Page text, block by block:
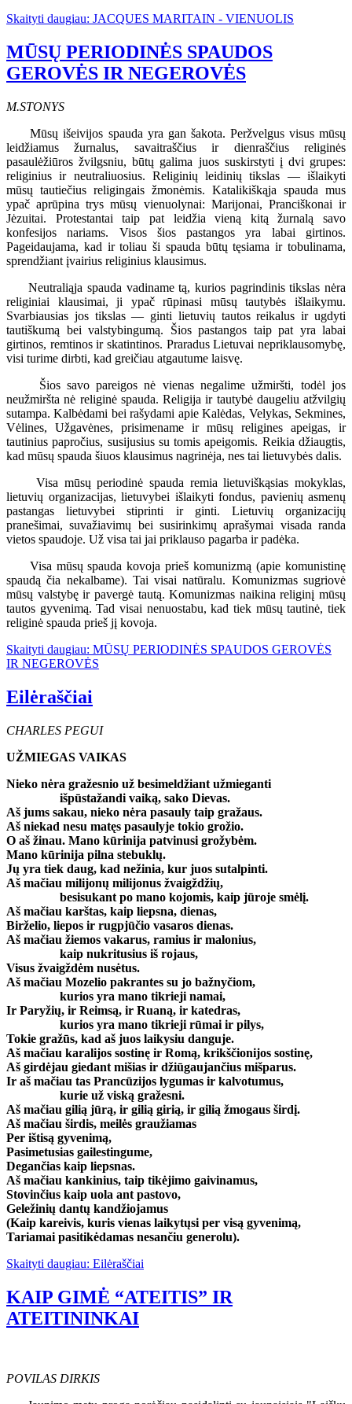
Skaityti daugiau: JACQUES MARITAIN - VIENUOLIS
MŪSŲ PERIODINĖS SPAUDOS
GEROVĖS IR NEGEROVĖS
M.STONYS
Mūsų išeivijos spauda yra gan šakota. Peržvelgus visus mūsų
leidžiamus žurnalus, savaitraščius ir dienraščius religinės
pasaulėžiūros žvilgsniu, būtų galima juos suskirstyti į dvi grupes:
religinius ir neutraliuosius. Religinių leidinių tikslas — išlaikyti
mūsų tautiečius religingais žmonėmis. Katalikiškąja spauda mus
ypač aprūpina trys mūsų vienuolynai: Marijonai, Pranciškonai ir
Jėzuitai. Protestantai taip pat leidžia vieną kitą žurnalą savo
konfesijos nariams. Visos šios pastangos yra labai girtinos.
Pageidaujama, kad ir toliau ši spauda būtų tęsiama ir tobulinama,
sprendžiant įvairius religinius klausimus.
Neutraliąja spauda vadiname tą, kurios pagrindinis tikslas nėra
religiniai klausimai, ji ypač rūpinasi mūsų tautybės išlaikymu.
Svarbiausias jos tikslas — ginti lietuvių tautos reikalus ir ugdyti
tautiškumą bei valstybingumą. Šios pastangos taip pat yra labai
girtinos, remtinos ir skatintinos. Praradus Lietuvai nepriklausomybę,
visi turime dirbti, kad greičiau atgautume laisvę.
Šios savo pareigos nė vienas negalime užmiršti, todėl jos
neužmiršta nė religinė spauda. Religija ir tautybė daugeliu atžvilgių
sutampa. Kalbėdami bei rašydami apie Kalėdas, Velykas, Sekmines,
Vėlines, Užgavėnes, prisimename ir mūsų religines apeigas, ir
tautinius papročius, susijusius su tomis apeigomis. Reikia džiaugtis,
kad mūsų spauda šiuos klausimus nagrinėja, nes tai lietuvybės dalis.
Visa mūsų periodinė spauda remia lietuviškąsias mokyklas,
lietuvių organizacijas, lietuvybei išlaikyti fondus, pavienių asmenų
pastangas lietuvybei stiprinti ir ginti. Lietuvių organizacijų
pranešimai, suvažiavimų bei susirinkimų aprašymai visada randa
vietos spaudoje. Už visa tai jai priklauso pagarba ir padėka.
Visa mūsų spauda kovoja prieš komunizmą (apie komunistinę
spaudą čia nekalbame). Tai visai natūralu. Komunizmas sugriovė
mūsų valstybę ir pavergė tautą. Komunizmas naikina religinį mūsų
tautos gyvenimą. Tad visai nenuostabu, kad tiek mūsų tautinė, tiek
religinė spauda prieš jį kovoja.
Skaityti daugiau: MŪSŲ PERIODINĖS SPAUDOS GEROVĖS
IR NEGEROVĖS
Eilėraščiai
CHARLES PEGUI
UŽMIEGAS VAIKAS
Nieko nėra gražesnio už besimeldžiant užmieganti
išpūstažandi vaiką, sako Dievas.
Aš jums sakau, nieko nėra pasauly taip gražaus.
Aš niekad nesu matęs pasaulyje tokio grožio.
O aš žinau. Mano kūrinija patvinusi grožybėm.
Mano kūrinija pilna stebuklų.
Jų yra tiek daug, kad nežinia, kur juos sutalpinti.
Aš mačiau milijonų milijonus žvaigždžių,
besisukant po mano kojomis, kaip jūroje smėlį.
Aš mačiau karštas, kaip liepsna, dienas,
Birželio, liepos ir rugpjūčio vasaros dienas.
Aš mačiau žiemos vakarus, ramius ir malonius,
kaip nukritusius iš rojaus,
Visus žvaigždėm nusėtus.
Aš mačiau Mozelio pakrantes su jo bažnyčiom,
kurios yra mano tikrieji namai,
Ir Paryžių, ir Reimsą, ir Ruaną, ir katedras,
kurios yra mano tikrieji rūmai ir pilys,
Tokie gražūs, kad aš juos laikysiu danguje.
Aš mačiau karalijos sostinę ir Romą, krikščionijos sostinę,
Aš girdėjau giedant mišias ir džiūgaujančius mišparus.
Ir aš mačiau tas Prancūzijos lygumas ir kalvotumus,
kurie už viską gražesni.
Aš mačiau gilią jūrą, ir gilią girią, ir gilią žmogaus širdį.
Aš mačiau širdis, meilės graužiamas
Per ištisą gyvenimą,
Pasimetusias gailestingume,
Degančias kaip liepsnas.
Aš mačiau kankinius, taip tikėjimo gaivinamus,
Stovinčius kaip uola ant pastovo,
Geležinių dantų kandžiojamus
(Kaip kareivis, kuris vienas laikytųsi per visą gyvenimą,
Tariamai pasitikėdamas nesančiu generolu).
Skaityti daugiau: Eilėraščiai
KAIP GIMĖ “ATEITIS” IR
ATEITININKAI
POVILAS DIRKIS